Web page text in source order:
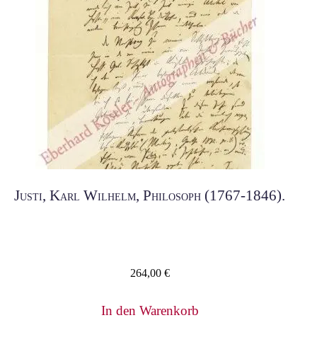
Justi, Karl Wilhelm, Philosoph (1767-1846).
264,00 €
In den Warenkorb